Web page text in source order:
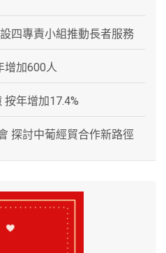
四專責小組推動長者服務
增加600人
年增加17.4%
探討中葡經貿合作新路徑